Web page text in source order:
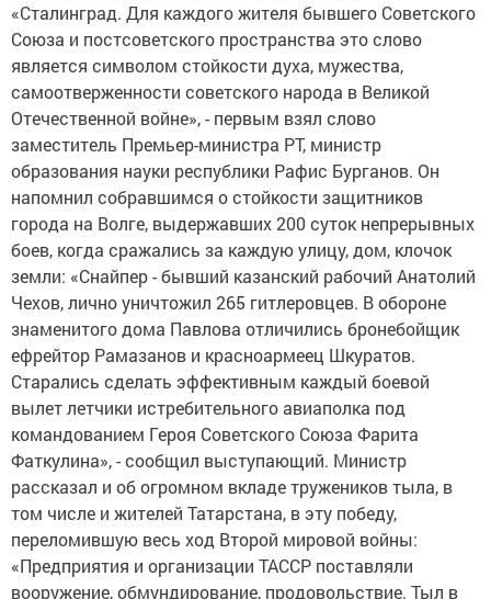
«Сталинград. Для каждого жителя бывшего Советского
Союза и постсоветского пространства это слово
является символом стойкости духа, мужества,
самоотверженности советского народа в Великой
Отечественной войне», - первым взял слово
заместитель Премьер-министра РТ, министр
образования науки республики Рафис Бурганов. Он
напомнил собравшимся о стойкости защитников
города на Волге, выдержавших 200 суток непрерывных
боев, когда сражались за каждую улицу, дом, клочок
земли: «Снайпер - бывший казанский рабочий Анатолий
Чехов, лично уничтожил 265 гитлеровцев. В обороне
знаменитого дома Павлова отличились бронебойщик
ефрейтор Рамазанов и красноармеец Шкуратов.
Старались сделать эффективным каждый боевой
вылет летчики истребительного авиаполка под
командованием Героя Советского Союза Фарита
Фаткулина», - сообщил выступающий. Министр
рассказал и об огромном вкладе тружеников тыла, в
том числе и жителей Татарстана, в эту победу,
переломившую весь ход Второй мировой войны:
«Предприятия и организации ТАССР поставляли
вооружение, обмундирование, продовольствие. Тыл в